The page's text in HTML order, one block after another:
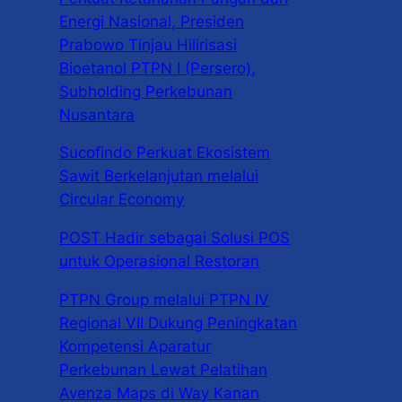
Energi Nasional, Presiden
Prabowo Tinjau Hilirisasi
Bioetanol PTPN I (Persero),
Subholding Perkebunan
Nusantara
Sucofindo Perkuat Ekosistem
Sawit Berkelanjutan melalui
Circular Economy
POST Hadir sebagai Solusi POS
untuk Operasional Restoran
PTPN Group melalui PTPN IV
Regional VII Dukung Peningkatan
Kompetensi Aparatur
Perkebunan Lewat Pelatihan
Avenza Maps di Way Kanan